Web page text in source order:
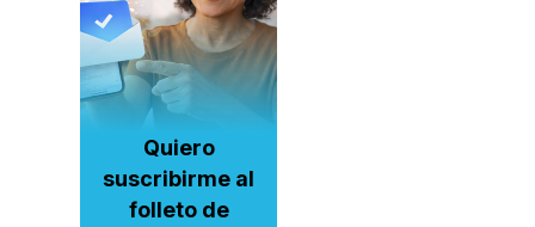
Quiero
suscribirme al
folleto de